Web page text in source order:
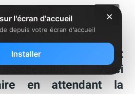
ou espace client
? Voici
en attendant la
✕
l'écran d'accueil
depuis votre écran d'accueil
Installer